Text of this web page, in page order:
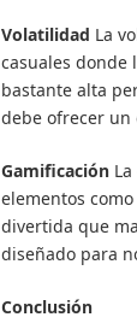
Volatilidad La
casuales donde
bastante alta
debe ofrecer
Gamificación
elementos
divertida que
diseñado para
Conclusión